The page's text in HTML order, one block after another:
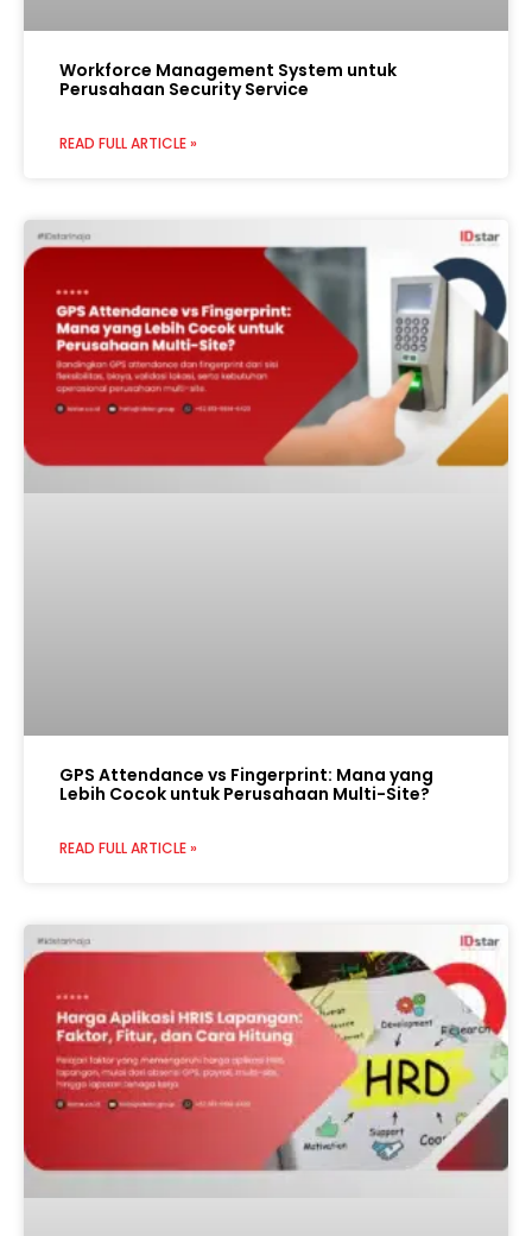
Workforce Management System untuk
Perusahaan Security Service
READ FULL ARTICLE »
GPS Attendance vs Fingerprint: Mana yang
Lebih Cocok untuk Perusahaan Multi-Site?
READ FULL ARTICLE »